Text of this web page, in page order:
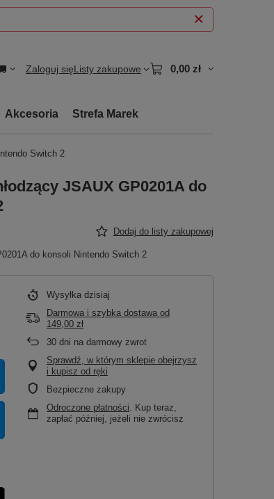
Zaloguj sięListy zakupowe 0,00 zł
Akcesoria Strefa Marek
Switch 2
JSAUX GP0201A do
Dodaj do listy zakupowej
do konsoli Nintendo Switch 2
Wysyłka dzisiaj
Darmowa i szybka dostawa od
149,00 zł
30 dni na darmowy zwrot
Sprawdź, w którym sklepie obejrzysz
i kupisz od ręki
Bezpieczne zakupy
Odroczone płatności. Kup teraz,
zapłać później, jeżeli nie zwrócisz